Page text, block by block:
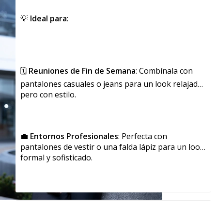
💡 Ideal para:
🗓️ Reuniones de Fin de Semana: Combínala con
pantalones casuales o jeans para un look relajado
pero con estilo.
💼 Entornos Profesionales: Perfecta con
pantalones de vestir o una falda lápiz para un look
formal y sofisticado.